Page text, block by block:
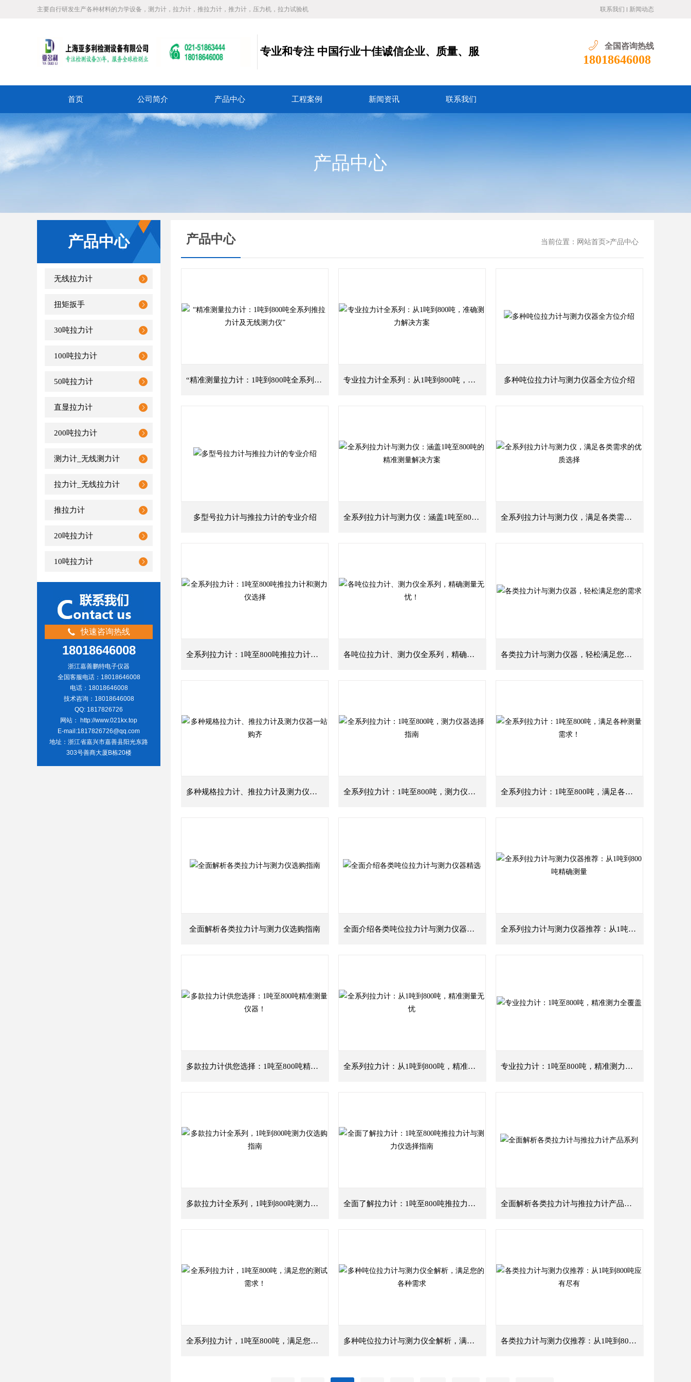
主要自行研发生产各种材料的力学设备，测力计，拉力计，推拉力计，推力计，压力机，拉力试验机 联系我们 新闻动态
专业和专注 中国行业十佳诚信企业、质量、服 全国咨询热线
18018646008
首页 公司简介 产品中心 工程案例 新闻资讯 联系我们
产品中心
产品中心
无线拉力计
扭矩扳手
30吨拉力计
100吨拉力计
50吨拉力计
直显拉力计
200吨拉力计
测力计_无线测力计
拉力计_无线拉力计
推拉力计
20吨拉力计
10吨拉力计
快速咨询热线
18018646008
浙江嘉善鹏特电子仪器
全国客服电话：18018646008
电话：18018646008
技术咨询：18018646008
QQ: 1817826726
网站： http://www.021kx.top
E-mail:1817826726@qq.com
地址：浙江省嘉兴市嘉善县阳光东路
303号善商大厦B栋20楼
产品中心 当前位置： 网站首页 >产品中心
“精准测量拉力计：1吨到800吨全系列推拉力计及无线测力仪” 专业拉力计全系列：从1吨到800吨，准确测力解决方案 多种吨位拉力计与测力仪器全方位介绍
多型号拉力计与推拉力计的专业介绍 全系列拉力计与测力仪：涵盖1吨至800吨的精准测量解决方案 全系列拉力计与测力仪，满足各类需求的优质选择
全系列拉力计：1吨至800吨推拉力计和测力仪选择 各吨位拉力计、测力仪全系列，精确测量无忧！ 各类拉力计与测力仪器，轻松满足您的需求
多种规格拉力计、推拉力计及测力仪器一站购齐 全系列拉力计：1吨至800吨，测力仪器选择指南 全系列拉力计：1吨至800吨，满足各种测量需求！
全面解析各类拉力计与测力仪选购指南 全面介绍各类吨位拉力计与测力仪器精选 全系列拉力计与测力仪器推荐：从1吨到800吨精确测量
多款拉力计供您选择：1吨至800吨精准测量仪器！ 全系列拉力计：从1吨到800吨，精准测量无忧 专业拉力计：1吨至800吨，精准测力全覆盖
多款拉力计全系列，1吨到800吨测力仪选购指南 全面了解拉力计：1吨至800吨推拉力计与测力仪选择指南 全面解析各类拉力计与推拉力计产品系列
全系列拉力计，1吨至800吨，满足您的测试需求！ 多种吨位拉力计与测力仪全解析，满足您的各种需求 各类拉力计与测力仪推荐：从1吨到800吨应有尽有